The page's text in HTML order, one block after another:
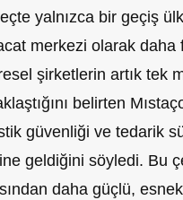
yalnızca bir geçiş
merkezi olarak daha
şirketlerin artık tek
belirten
güvenliği ve tedarik
geldiğini söyledi. Bu
daha güçlü,